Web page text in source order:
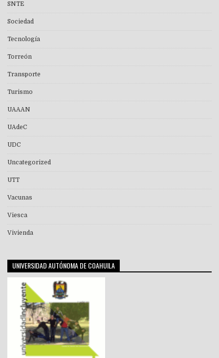
SNTE
Sociedad
Tecnología
Torreón
Transporte
Turismo
UAAAN
UAdeC
UDC
Uncategorized
UTT
Vacunas
Viesca
Vivienda
UNIVERSIDAD AUTÓNOMA DE COAHUILA